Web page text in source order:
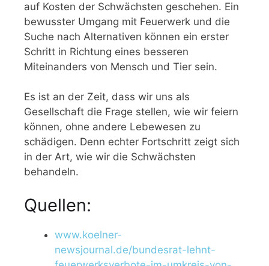
auf Kosten der Schwächsten geschehen. Ein
bewusster Umgang mit Feuerwerk und die
Suche nach Alternativen können ein erster
Schritt in Richtung eines besseren
Miteinanders von Mensch und Tier sein.
Es ist an der Zeit, dass wir uns als
Gesellschaft die Frage stellen, wie wir feiern
können, ohne andere Lebewesen zu
schädigen. Denn echter Fortschritt zeigt sich
in der Art, wie wir die Schwächsten
behandeln.
Quellen:
www.koelner-
newsjournal.de/bundesrat-lehnt-